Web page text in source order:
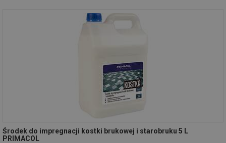
Środek do impregnacji kostki brukowej i starobruku 5 L
PRIMACOL